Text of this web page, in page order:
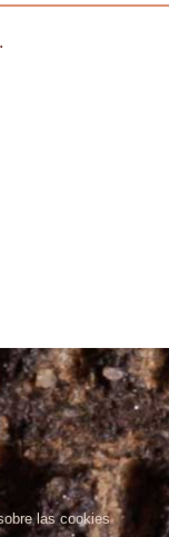
las cookies